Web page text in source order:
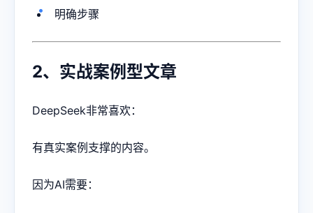
明确步骤
2、实战案例型文章
DeepSeek非常喜欢：
有真实案例支撑的内容。
因为AI需要：